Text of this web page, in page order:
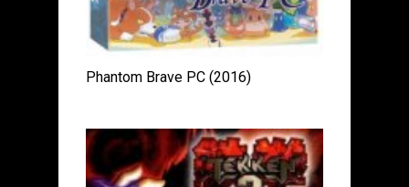
Phantom Brave PC (2016)